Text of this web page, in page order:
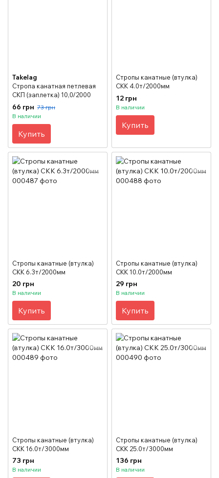
Takelag
Стропа канатная петлевая
СКП (заплетка) 10,0/2000
66 грн 73 грн
В наличии
Купить
Стропы канатные (втулка)
СКК 4.0т/2000мм
12 грн
В наличии
Купить
Стропы канатные (втулка)
СКК 6.3т/2000мм
20 грн
В наличии
Купить
Стропы канатные (втулка)
СКК 10.0т/2000мм
29 грн
В наличии
Купить
Стропы канатные (втулка)
СКК 16.0т/3000мм
73 грн
В наличии
Стропы канатные (втулка)
СКК 25.0т/3000мм
136 грн
В наличии